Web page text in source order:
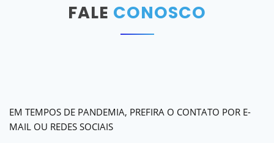
FALE CONOSCO
EM TEMPOS DE PANDEMIA, PREFIRA O CONTATO POR E-
MAIL OU REDES SOCIAIS